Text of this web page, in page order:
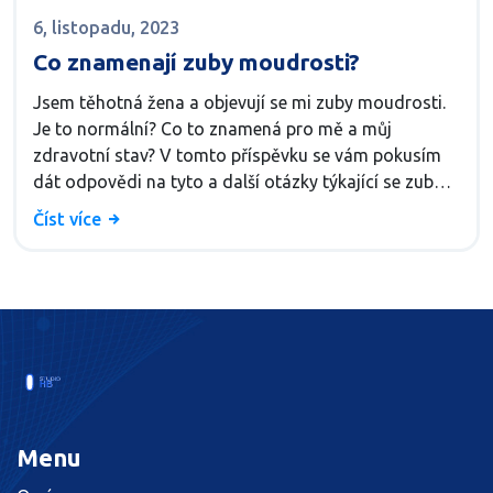
6, listopadu, 2023
Co znamenají zuby moudrosti?
Jsem těhotná žena a objevují se mi zuby moudrosti.
Je to normální? Co to znamená pro mě a můj
zdravotní stav? V tomto příspěvku se vám pokusím
dát odpovědi na tyto a další otázky týkající se zubů
moudrosti. Beru vás na krátkou cestu světem
Číst více
Menu